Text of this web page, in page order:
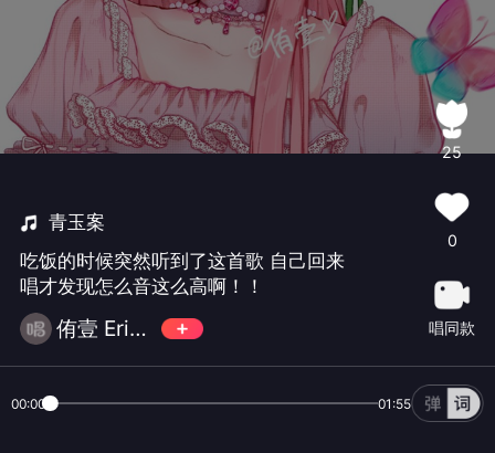
青玉案
吃饭的时候突然听到了这首歌 自己回来
唱才发现怎么音这么高啊！！
侑壹 Erin🎐
25
0
唱同款
00:00 01:55